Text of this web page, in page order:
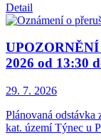
Detail
UPOZORNĚNÍ
2026 od 13:30
29. 7. 2026
Plánovaná
kat. území Týnec u